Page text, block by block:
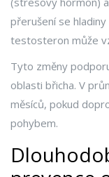
přerušení se
testosteron může
Tyto změny
oblasti břicha. V
měsíců, pokud
pohybem.